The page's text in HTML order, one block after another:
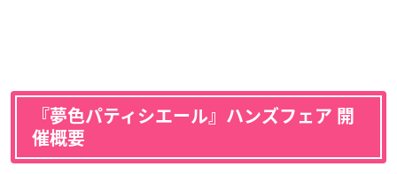
『夢色パティシエール』ハンズフェア 開
催概要